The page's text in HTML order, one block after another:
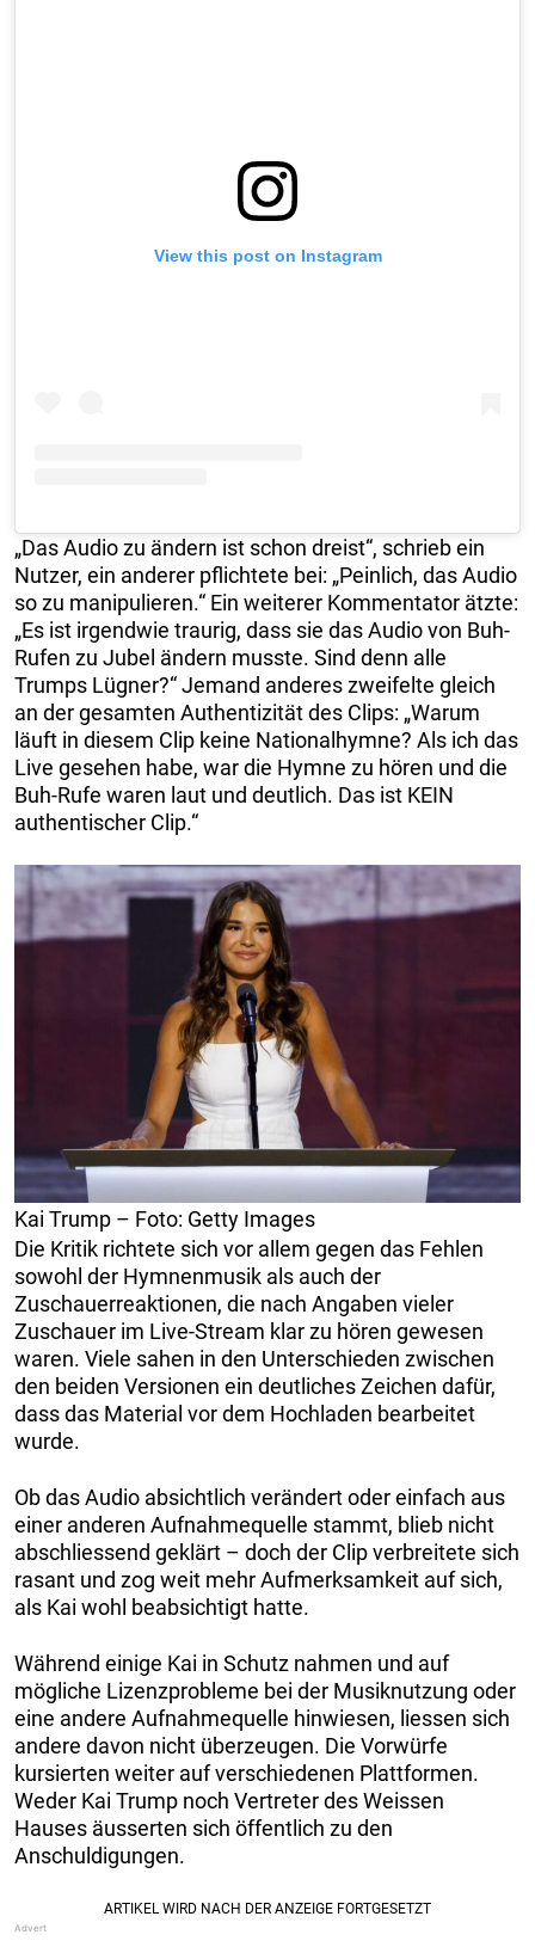
View this post on Instagram
„Das Audio zu ändern ist schon dreist“, schrieb ein
Nutzer, ein anderer pflichtete bei: „Peinlich, das Audio
so zu manipulieren.“ Ein weiterer Kommentator ätzte:
„Es ist irgendwie traurig, dass sie das Audio von Buh-
Rufen zu Jubel ändern musste. Sind denn alle
Trumps Lügner?“ Jemand anderes zweifelte gleich
an der gesamten Authentizität des Clips: „Warum
läuft in diesem Clip keine Nationalhymne? Als ich das
Live gesehen habe, war die Hymne zu hören und die
Buh-Rufe waren laut und deutlich. Das ist KEIN
authentischer Clip.“
Kai Trump – Foto: Getty Images
Die Kritik richtete sich vor allem gegen das Fehlen
sowohl der Hymnenmusik als auch der
Zuschauerreaktionen, die nach Angaben vieler
Zuschauer im Live-Stream klar zu hören gewesen
waren. Viele sahen in den Unterschieden zwischen
den beiden Versionen ein deutliches Zeichen dafür,
dass das Material vor dem Hochladen bearbeitet
wurde.
Ob das Audio absichtlich verändert oder einfach aus
einer anderen Aufnahmequelle stammt, blieb nicht
abschliessend geklärt – doch der Clip verbreitete sich
rasant und zog weit mehr Aufmerksamkeit auf sich,
als Kai wohl beabsichtigt hatte.
Während einige Kai in Schutz nahmen und auf
mögliche Lizenzprobleme bei der Musiknutzung oder
eine andere Aufnahmequelle hinwiesen, liessen sich
andere davon nicht überzeugen. Die Vorwürfe
kursierten weiter auf verschiedenen Plattformen.
Weder Kai Trump noch Vertreter des Weissen
Hauses äusserten sich öffentlich zu den
Anschuldigungen.